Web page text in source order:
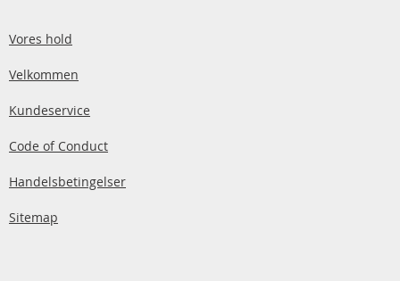
Vores hold
Velkommen
Kundeservice
Code of Conduct
Handelsbetingelser
Sitemap